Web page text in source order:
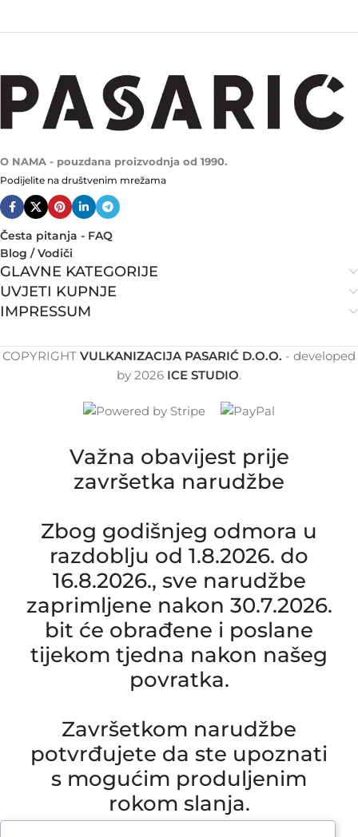
O NAMA - pouzdana proizvodnja od 1990.
Podijelite na društvenim mrežama
Česta pitanja - FAQ
Blog / Vodiči
GLAVNE KATEGORIJE
UVJETI KUPNJE
IMPRESSUM
COPYRIGHT VULKANIZACIJA PASARIĆ D.O.O. - developed
by 2026 ICE STUDIO.
Važna obavijest prije
završetka narudžbe
Zbog godišnjeg odmora u
razdoblju od 1.8.2026. do
16.8.2026., sve narudžbe
zaprimljene nakon 30.7.2026.
bit će obrađene i poslane
tijekom tjedna nakon našeg
povratka.
Završetkom narudžbe
potvrđujete da ste upoznati
s mogućim produljenim
rokom slanja.